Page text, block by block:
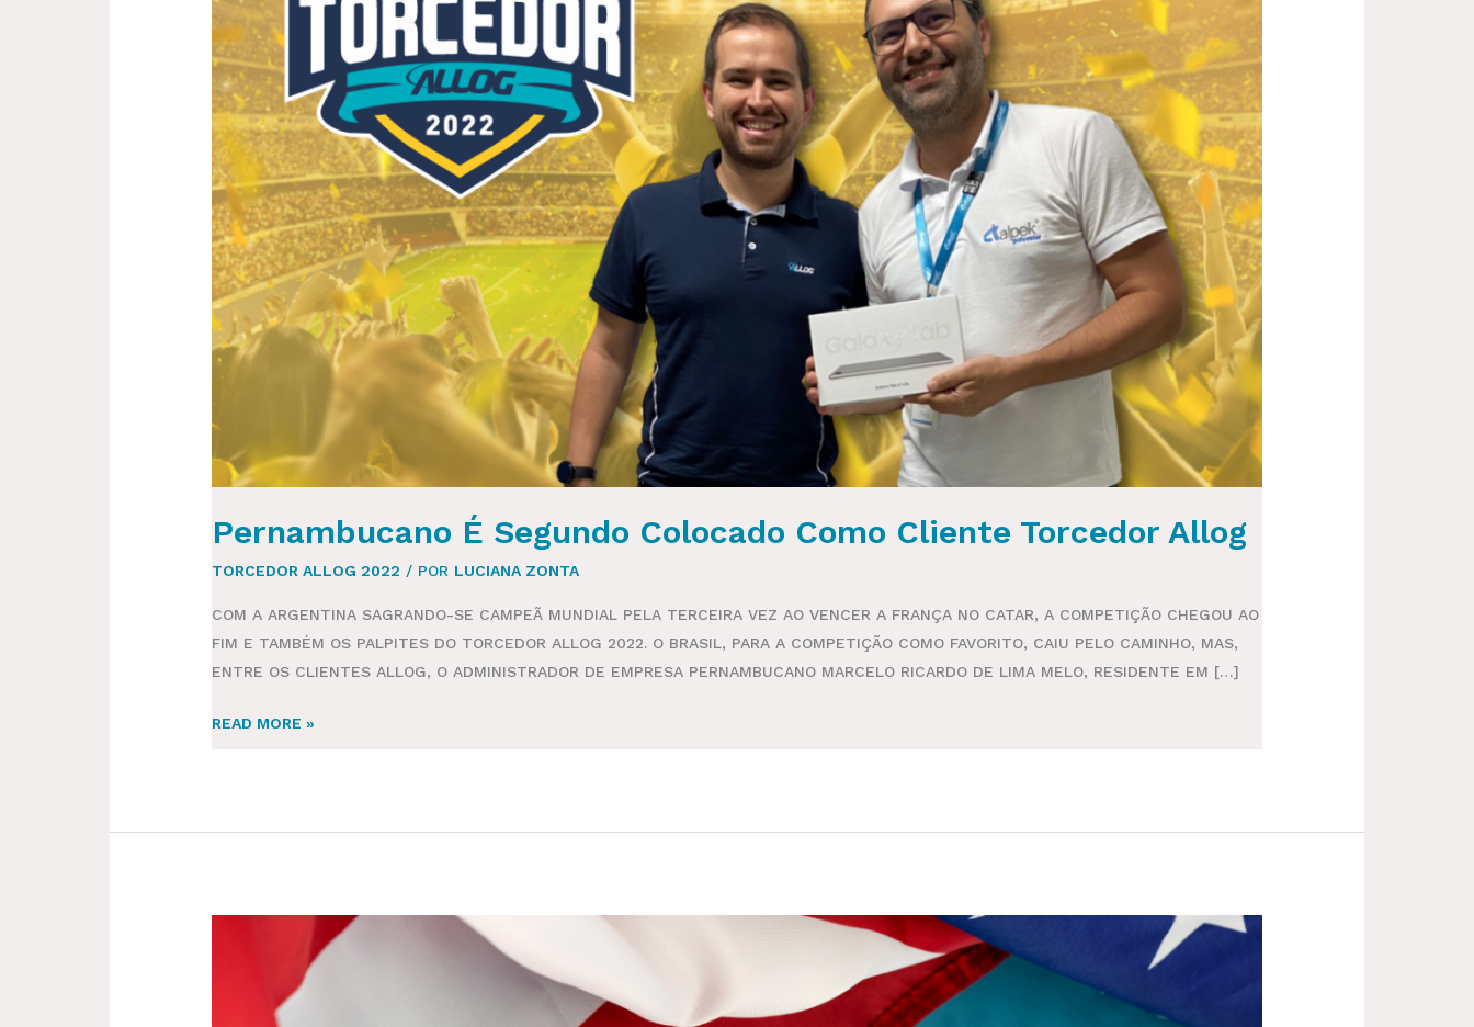
Pernambucano É Segundo Colocado Como Cliente Torcedor Allog
TORCEDOR ALLOG 2022 / POR LUCIANA ZONTA
COM A ARGENTINA SAGRANDO-SE CAMPEÃ MUNDIAL PELA TERCEIRA VEZ AO VENCER A FRANÇA NO CATAR, A COMPETIÇÃO CHEGOU AO
FIM E TAMBÉM OS PALPITES DO TORCEDOR ALLOG 2022. O BRASIL, PARA A COMPETIÇÃO COMO FAVORITO, CAIU PELO CAMINHO, MAS,
ENTRE OS CLIENTES ALLOG, O ADMINISTRADOR DE EMPRESA PERNAMBUCANO MARCELO RICARDO DE LIMA MELO, RESIDENTE EM […]
TORCEDOR
ALLOG
READ MORE »